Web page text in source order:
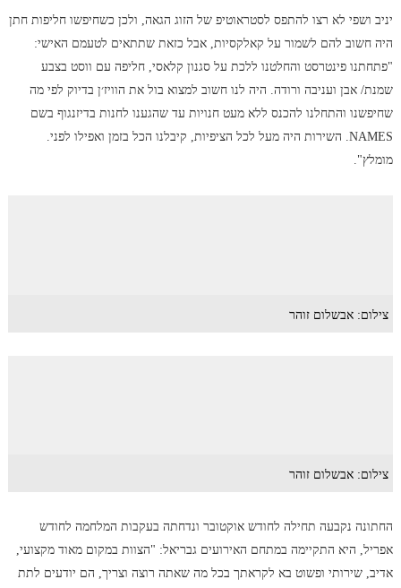
יניב ושפי לא רצו להתפס לסטראוטיפ של הזוג הגאה, ולכן כשחיפשו חליפות חתן
היה חשוב להם לשמור על קאלקסיות, אבל כזאת שתתאים לטעמם האישי:
"פתחתנו פינטרסט והחלטנו ללכת על סגנון קלאסי, חליפה עם ווסט בצבע
שמנת/ אבן ועניבה ורודה. היה לנו חשוב למצוא בול את הוויז׳ן בדיוק לפי מה
שחיפשנו והתחלנו להכנס ללא מעט חנויות עד שהגענו לחנות בדיזנגוף בשם
NAMES. השירות היה מעל לכל הציפיות, קיבלנו הכל בזמן ואפילו לפני.
מומלץ".
צילום: אבשלום זוהר
צילום: אבשלום זוהר
החתונה נקבעה תחילה לחודש אוקטובר ונדחתה בעקבות המלחמה לחודש
אפריל, היא התקיימה במתחם האירועים גבריאל: "הצוות במקום מאוד מקצועי,
אדיב, שירותי ופשוט בא לקראתך בכל מה שאתה רוצה וצריך, הם יודעים לתת